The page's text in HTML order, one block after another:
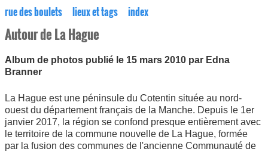
rue des boulets lieux et tags index
Autour de La Hague
Album de photos publié le 15 mars 2010 par Edna
Branner
La Hague est une péninsule du Cotentin située au nord-
ouest du département français de la Manche. Depuis le 1er
janvier 2017, la région se confond presque entièrement avec
le territoire de la commune nouvelle de La Hague, formée
par la fusion des communes de l'ancienne Communauté de